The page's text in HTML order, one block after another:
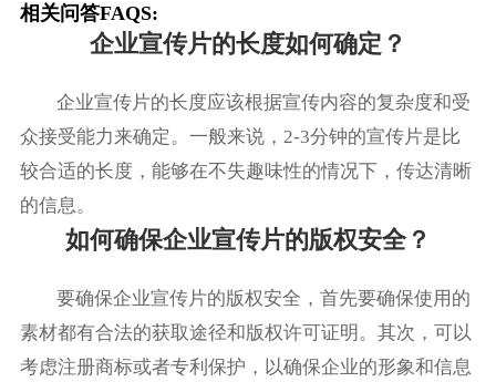
相关问答FAQS:
企业宣传片的长度如何确定？
企业宣传片的长度应该根据宣传内容的复杂度和受
众接受能力来确定。一般来说，2-3分钟的宣传片是比
较合适的长度，能够在不失趣味性的情况下，传达清晰
的信息。
如何确保企业宣传片的版权安全？
要确保企业宣传片的版权安全，首先要确保使用的
素材都有合法的获取途径和版权许可证明。其次，可以
考虑注册商标或者专利保护，以确保企业的形象和信息